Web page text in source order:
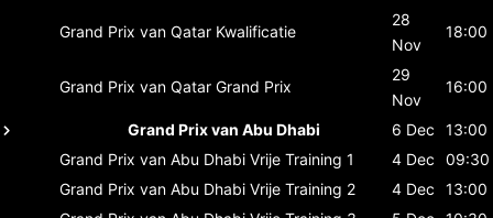
Grand Prix van Qatar Kwalificatie
28
Nov
18:00
Grand Prix van Qatar Grand Prix
29
Nov
16:00
Grand Prix van Abu Dhabi 6 Dec
13:00
Grand Prix van Abu Dhabi Vrije Training 1 4 Dec
09:30
Grand Prix van Abu Dhabi Vrije Training 2 4 Dec
13:00